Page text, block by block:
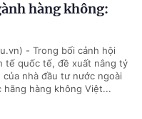
hàng không:
- Trong bối cảnh hội
tế quốc tế, đề xuất nâng tỷ
của nhà đầu tư nước ngoài
hãng hàng không Việt...